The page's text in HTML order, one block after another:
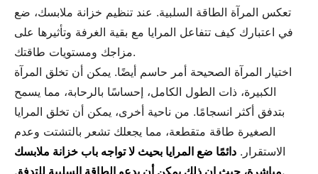
تعكس المرآة الطاقة السلبية. عند تنظيم خزانة ملابسك، ضع
في اعتبارك كيف تتفاعل المرايا مع بقية الغرفة وتأثيرها على
مزاجك ومستويات طاقتك.
اختيار المرآة الصحيحة أمر حاسم أيضًا. يمكن أن تخلق المرآة
الكبيرة، ذات الطول الكامل، إحساسًا بالرحابة، مما يسمح
بتدفق أكثر انسجامًا. من ناحية أخرى، يمكن أن تخلق المرايا
الصغيرة طاقة متقطعة، مما يجعلك تشعر بالتشتت وعدم
الاستقرار. دائمًا ضع المرايا بحيث لا تواجه باب خزانة ملابسك
مباشرة، حيث إن ذلك يمكن أن يدعو الطاقة السلبية للتدفق.